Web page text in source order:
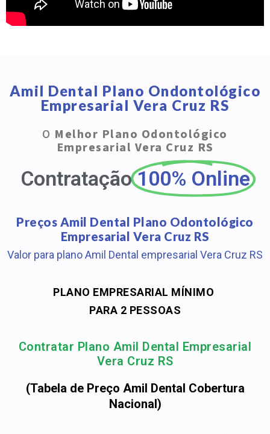
Amil Dental Plano Ondontológico
Empresarial Vera Cruz RS
O Melhor Plano Odontológico
Empresarial Vera Cruz RS
Contratação 100% Online
Preços Amil Dental Plano Odontológico
Empresarial Vera Cruz RS
Valor para plano Amil Dental empresarial Vera Cruz RS
PLANO EMPRESARIAL MÍNIMO
PARA 2 PESSOAS
Contratar Plano Amil Dental Empresarial
Vera Cruz RS
(Tabela de Preço Amil Dental Cobertura
Nacional)